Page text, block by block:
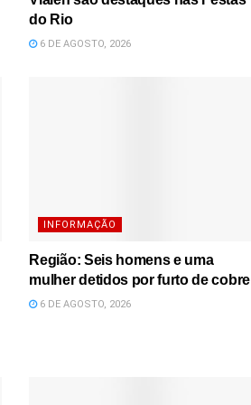
do Rio
6 DE AGOSTO, 2026
INFORMAÇÃO
Região: Seis homens e uma
mulher detidos por furto de cobre
6 DE AGOSTO, 2026